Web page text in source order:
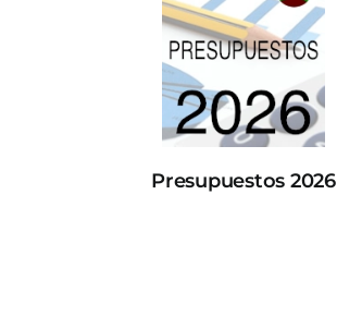
Presupuestos 2026